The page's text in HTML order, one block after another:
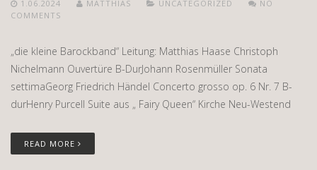
1.06.2024 MATTHIAS UNCATEGORIZED
NO
COMMENTS
„die kleine Barockband“ Leitung: Matthias Haase Christoph
Nichelmann Ouvertüre B-DurJohann Rosenmüller Sonata
settimaGeorg Friedrich Händel Concerto grosso op. 6 Nr. 7 B-
durHenry Purcell Suite aus „ Fairy Queen“ Kirche Neu-Westend
READ MORE